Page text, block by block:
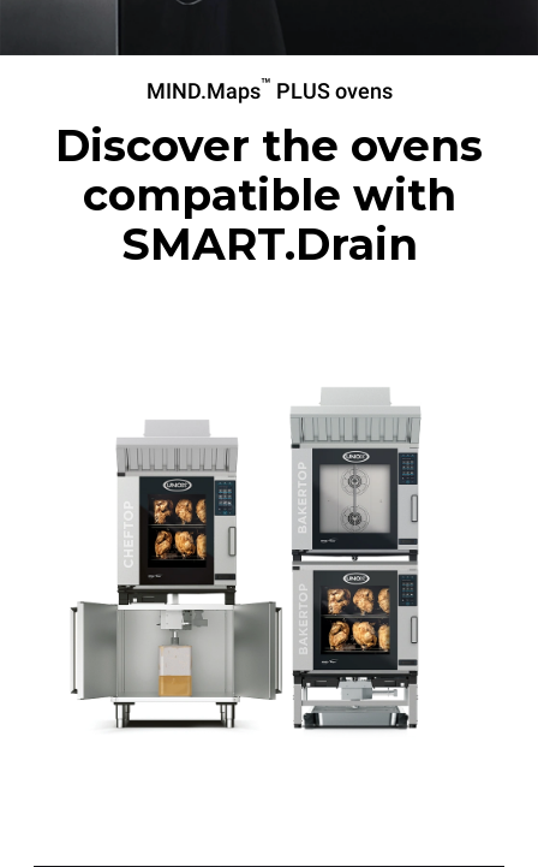
MIND.Maps™ PLUS ovens
Discover the ovens
compatible with
SMART.Drain